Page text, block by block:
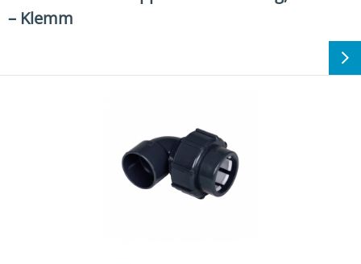
– Klemm